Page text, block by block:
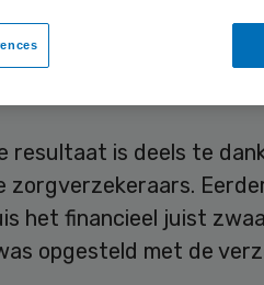
2,8 miljoen euro. Dit
resultaat is deels te
zorgverzekeraars.
het financieel juist
opgesteld met de